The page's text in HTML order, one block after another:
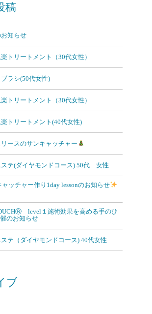
稿
知らせ
トリートメント（30代女性）
ラシ(50代女性)
トリートメント（30代女性）
トリートメント(40代女性)
ースのサンキャッチャー
ステ(ダイヤモンドコース) 50代 女性
ャッチャー作り1day lessonのお知らせ
level１施術効果を高める手のひ
のお知らせ
テ（ダイヤモンドコース) 40代女性
ブ